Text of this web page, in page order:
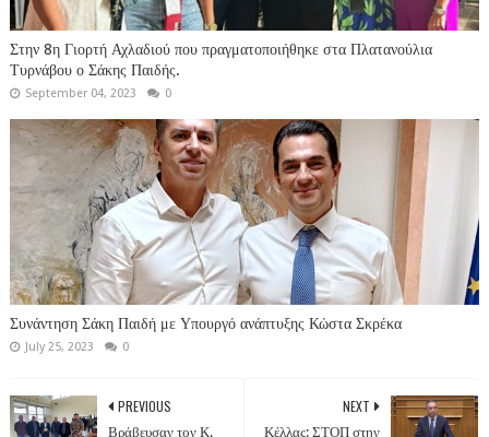
Στην 8η Γιορτή Αχλαδιού που πραγματοποιήθηκε στα Πλατανούλια
Τυρνάβου ο Σάκης Παιδής.
September 04, 2023 0
Συνάντηση Σάκη Παιδή με Υπουργό ανάπτυξης Κώστα Σκρέκα
July 25, 2023 0
NEXT
Κέλλας: ΣΤΟΠ στην
PREVIOUS
Βράβευσαν τον Κ.